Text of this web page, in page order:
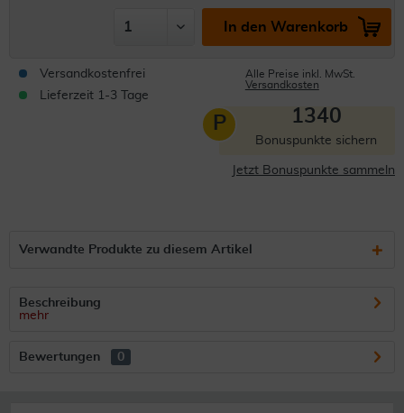
In den Warenkorb
Versandkostenfrei
Lieferzeit 1-3 Tage
Alle Preise inkl. MwSt.
Versandkosten
P 1340
Bonuspunkte sichern
Jetzt Bonuspunkte sammeln
Verwandte Produkte zu diesem Artikel
Beschreibung
mehr
Bewertungen 0